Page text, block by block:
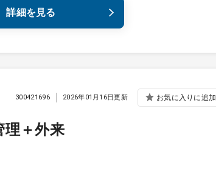
詳細を見る
理＋外来
300421696 2026年01月16日更新 お気に入りに追加